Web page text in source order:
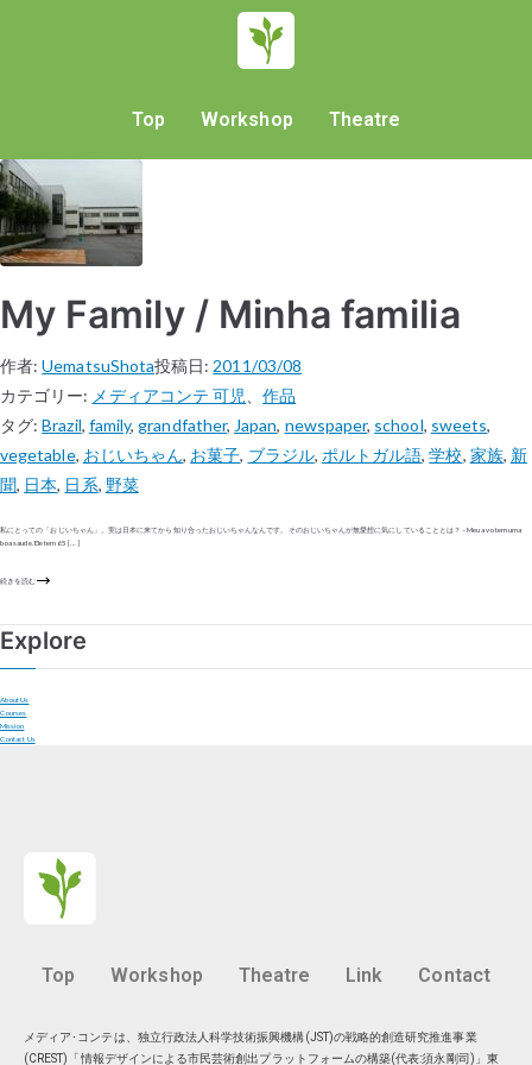
Top Workshop Theatre
My Family / Minha familia
作者:UematsuShota投稿日: 2011/03/08
カテゴリー: メディアコンテ 可児 、作品
タグ:Brazil, family,grandfather, Japan, newspaper, school, sweets,
vegetable, おじいちゃん, お菓子, ブラジル, ポルトガル語,学校, 家族, 新
聞, 日本, 日系, 野菜
私にとっての「おじいちゃん」。実は日本に来てから知り合ったおじいちゃんなんです。そのおじいちゃんが無愛想に気にしていることとは？ – Meu avo tem uma
boa saude. Ele tem 65 […]
続きを読む
Explore
About Us
Courses
Mission
Contact Us
Top Workshop Theatre Link Contact
メディア･コンテは、独立行政法人科学技術振興機構(JST)の戦略的創造研究推進事業
(CREST)「情報デザインによる市民芸術創出プラットフォームの構築(代表:須永剛司)」東